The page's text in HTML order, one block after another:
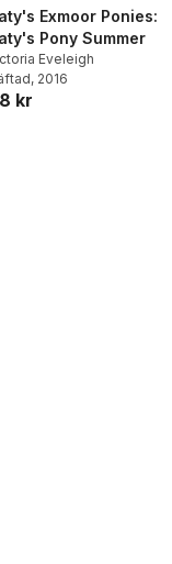
Exmoor Ponies:
Pony Summer
Eveleigh
, 2016
kr